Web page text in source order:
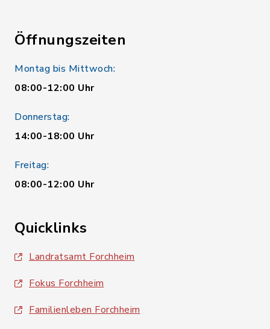
Öffnungszeiten
Montag bis Mittwoch:
08:00-12:00 Uhr
Donnerstag:
14:00-18:00 Uhr
Freitag:
08:00-12:00 Uhr
Quicklinks
Landratsamt Forchheim
Fokus Forchheim
Familienleben Forchheim